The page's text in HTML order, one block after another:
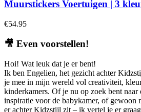
Muurstickers Voertuigen | 3
€54.95
🎥 Even voorstellen!
Hoi! Wat leuk dat je er bent!
Ik ben Engelien, het gezicht achter
je mee in mijn wereld vol creativiteit,
kinderkamers. Of je nu op zoek bent naar
inspiratie voor de babykamer, of gewoon
er achter Kidzstijl zit – ik vertel je er